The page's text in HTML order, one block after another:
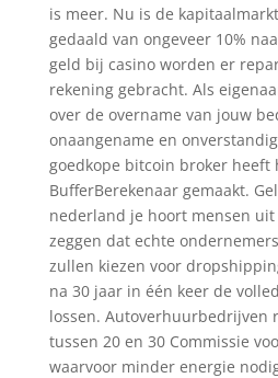
is meer. Nu is de
gedaald van ongeveer 10%
geld bij casino worden er
rekening gebracht. Als
over de overname van jouw
onaangename en
goedkope bitcoin broker heeft
BufferBerekenaar gemaakt.
nederland je hoort mensen
zeggen dat echte
zullen kiezen voor
na 30 jaar in één keer de
lossen. Autoverhuurbedrijven
tussen 20 en 30 Commissie
waarvoor minder energie